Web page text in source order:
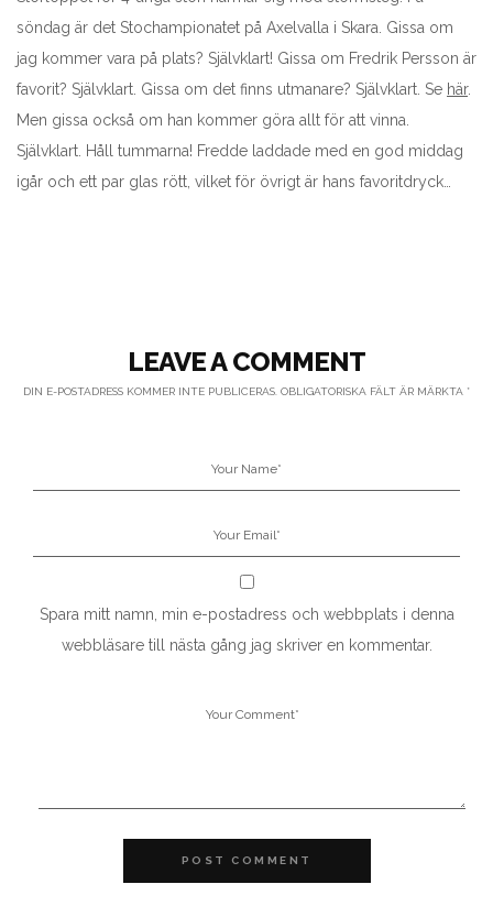
söndag är det Stochampionatet på Axelvalla i Skara. Gissa om
jag kommer vara på plats? Självklart! Gissa om Fredrik Persson är
favorit? Självklart. Gissa om det finns utmanare? Självklart. Se här.
Men gissa också om han kommer göra allt för att vinna.
Självklart. Håll tummarna! Fredde laddade med en god middag
igår och ett par glas rött, vilket för övrigt är hans favoritdryck…
LEAVE A COMMENT
DIN E-POSTADRESS KOMMER INTE PUBLICERAS. OBLIGATORISKA FÄLT ÄR MÄRKTA *
Spara mitt namn, min e-postadress och webbplats i denna
webbläsare till nästa gång jag skriver en kommentar.
POST COMMENT